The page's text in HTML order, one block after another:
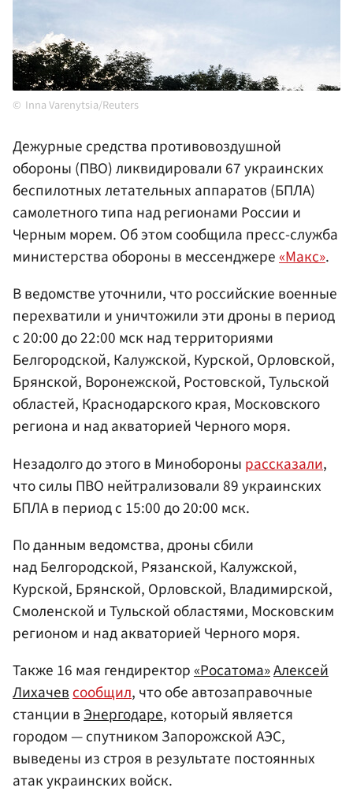
Inna Varenytsia/Reuters
Дежурные средства противовоздушной
обороны (ПВО) ликвидировали 67 украинских
беспилотных летательных аппаратов (БПЛА)
самолетного типа над регионами России и
Черным морем. Об этом сообщила пресс-служба
министерства обороны в мессенджере«Макс».
В ведомстве уточнили, что российские военные
перехватили и уничтожили эти дроны в период
с 20:00 до 22:00 мск над территориями
Белгородской, Калужской, Курской, Орловской,
Брянской, Воронежской, Ростовской, Тульской
областей, Краснодарского края, Московского
региона и над акваторией Черного моря.
Незадолго до этого в Минобороны рассказали,
что силы ПВО нейтрализовали 89 украинских
БПЛА в период с 15:00 до 20:00 мск.
По данным ведомства, дроны сбили
над Белгородской, Рязанской, Калужской,
Курской, Брянской, Орловской, Владимирской,
Смоленской и Тульской областями, Московским
регионом и над акваторией Черного моря.
Также 16 мая гендиректор«Росатома»Алексей
Лихачевсообщил, что обе автозаправочные
станции вЭнергодаре, который является
городом — спутником Запорожской АЭС,
выведены из строя в результате постоянных
атак украинских войск.